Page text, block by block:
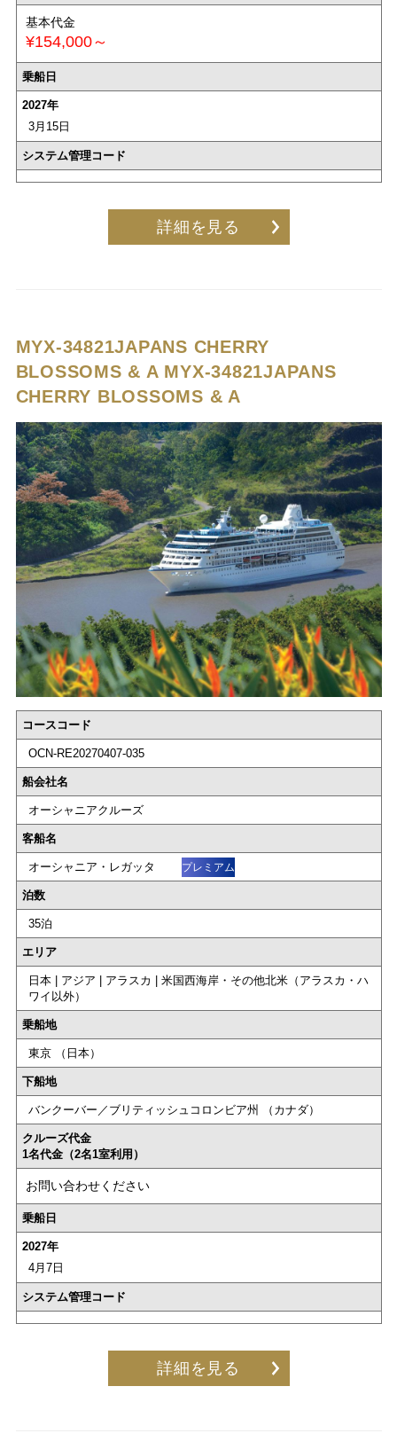
基本代金
¥154,000～
乗船日
2027年
3月15日
システム管理コード
詳細を見る
MYX-34821JAPANS CHERRY
BLOSSOMS & A MYX-34821JAPANS
CHERRY BLOSSOMS & A
コースコード
OCN-RE20270407-035
船会社名
オーシャニアクルーズ
客船名
オーシャニア・レガッタ プレミアム
泊数
35泊
エリア
日本 | アジア | アラスカ | 米国西海岸・その他北米（アラスカ・ハ
ワイ以外）
乗船地
東京 （日本）
下船地
バンクーバー／ブリティッシュコロンビア州 （カナダ）
クルーズ代金
1名代金（2名1室利用）
お問い合わせください
乗船日
2027年
4月7日
システム管理コード
詳細を見る